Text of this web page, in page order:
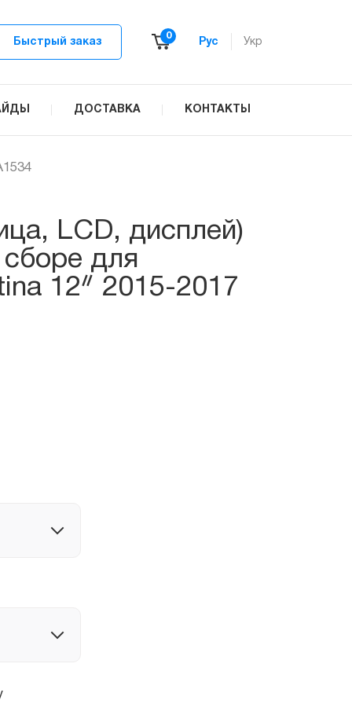
Быстрый заказ
0
Рус Укр
ДОСТАВКА КОНТАКТЫ
LCD, дисплей)
для
12ᐥ 2015-2017